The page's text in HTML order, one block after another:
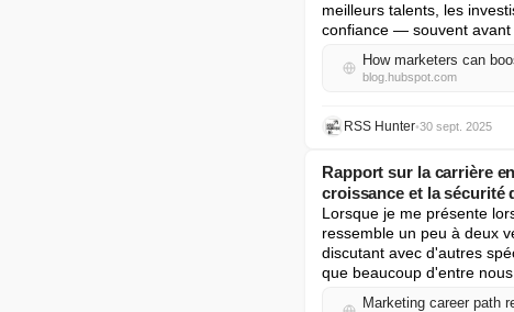
meilleurs talents, les
confiance — souvent avant
How marketers can
blog.hubspot.com
RSS Hunter•30 sept. 2025
Rapport sur la carrière
croissance et la sécurité
Lorsque je me présente
ressemble un peu à deux
discutant avec d'autres
que beaucoup d'entre
Marketing career path